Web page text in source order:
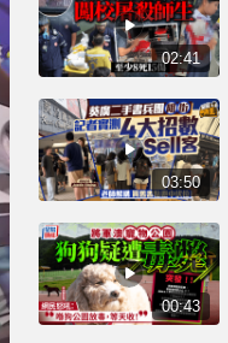
02:41
03:50
00:43